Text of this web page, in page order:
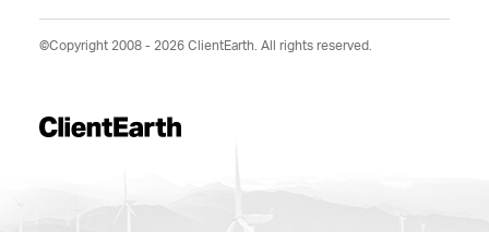
©Copyright 2008 - 2026 ClientEarth. All rights reserved.